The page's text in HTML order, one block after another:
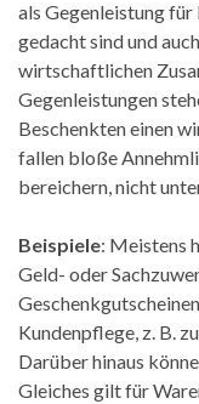
als Gegenleistung
gedacht sind und
wirtschaftlichen
Gegenleistungen
Beschenkten einen
fallen bloße
bereichern, nicht
Beispiele: Meistens
Geld- oder
Kundenpflege, z. B.
Darüber hinaus
Gleiches gilt für